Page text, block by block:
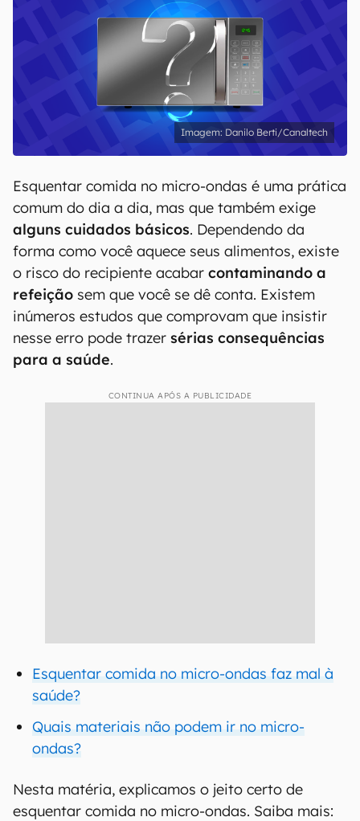
Danilo Berti/Canaltech
Esquentar comida no micro-ondas é uma prática
comum do dia a dia, mas que também exige
alguns cuidados básicos. Dependendo da
forma como você aquece seus alimentos, existe
o risco do recipiente acabar contaminando a
refeição sem que você se dê conta. Existem
inúmeros estudos que comprovam que insistir
nesse erro pode trazer sérias consequências
para a saúde.
CONTINUA APÓS A PUBLICIDADE
Esquentar comida no micro-ondas faz mal à
saúde?
Quais materiais não podem ir no micro-
ondas?
Nesta matéria, explicamos o jeito certo de
esquentar comida no micro-ondas. Saiba mais: